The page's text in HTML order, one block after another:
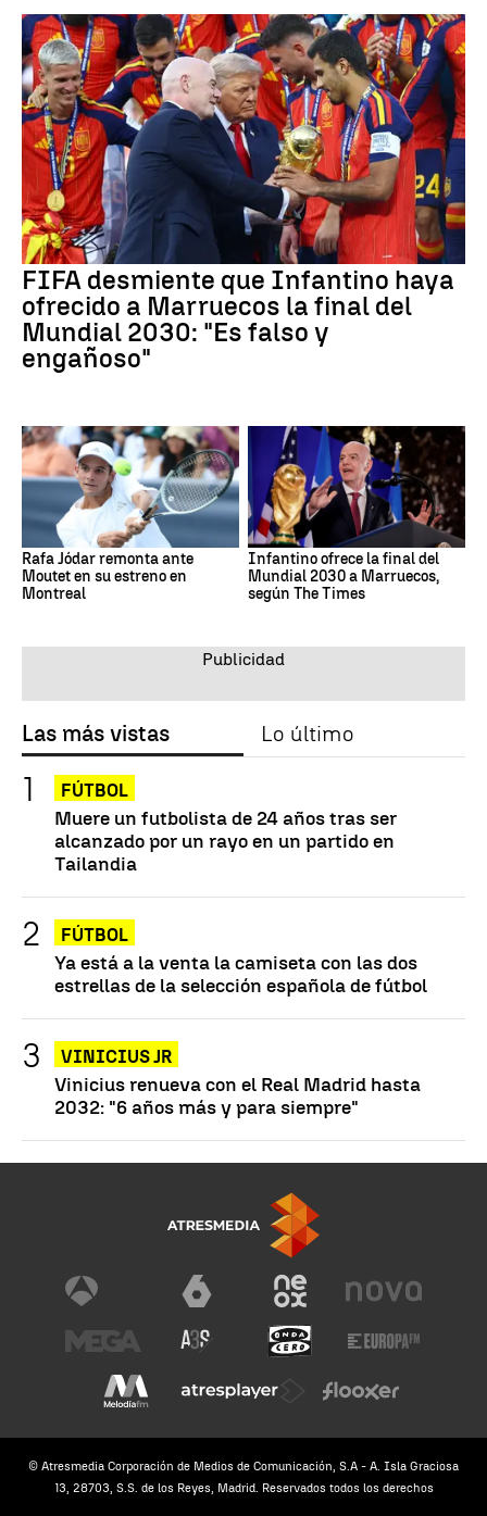
FIFA desmiente que Infantino haya
ofrecido a Marruecos la final del
Mundial 2030: "Es falso y
engañoso"
Rafa Jódar remonta ante
Moutet en su estreno en
Montreal
Infantino ofrece la final del
Mundial 2030 a Marruecos,
según The Times
Las más vistas Lo último
FÚTBOL
Muere un futbolista de 24 años tras ser
alcanzado por un rayo en un partido en
Tailandia
FÚTBOL
Ya está a la venta la camiseta con las dos
estrellas de la selección española de fútbol
VINICIUS JR
Vinicius renueva con el Real Madrid hasta
2032: "6 años más y para siempre"
© Atresmedia Corporación de Medios de Comunicación, S.A - A. Isla Graciosa
13, 28703, S.S. de los Reyes, Madrid. Reservados todos los derechos